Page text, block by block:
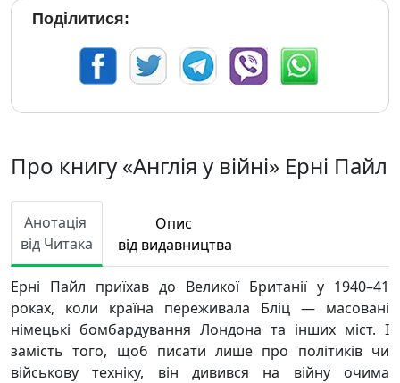
Поділитися:
Про книгу «Англія у війні» Ерні Пайл
Анотація
від Читака
Опис
від видавництва
Ерні Пайл приїхав до Великої Британії у 1940–41
роках, коли країна переживала Бліц — масовані
німецькі бомбардування Лондона та інших міст. І
замість того, щоб писати лише про політиків чи
військову техніку, він дивився на війну очима